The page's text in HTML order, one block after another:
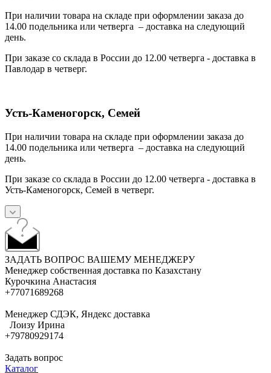
При наличии товара на складе при оформлении заказа до
14.00 подельника или четверга – доставка на следующий
день.
При заказе со склада в России до 12.00 четверга - доставка в
Павлодар в четверг.
Усть-Каменогорск, Семей
При наличии товара на складе при оформлении заказа до
14.00 подельника или четверга – доставка на следующий
день.
При заказе со склада в России до 12.00 четверга - доставка в
Усть-Каменогорск, Семей в четверг.
ЗАДАТЬ ВОПРОС ВАШЕМУ МЕНЕДЖЕРУ
Менеджер собственная доставка по Казахстану
Курочкина Анастасия
+77071689268
Менеджер СДЭК, Яндекс доставка
Лоизу Ирина
+79780929174
Задать вопрос
Каталог